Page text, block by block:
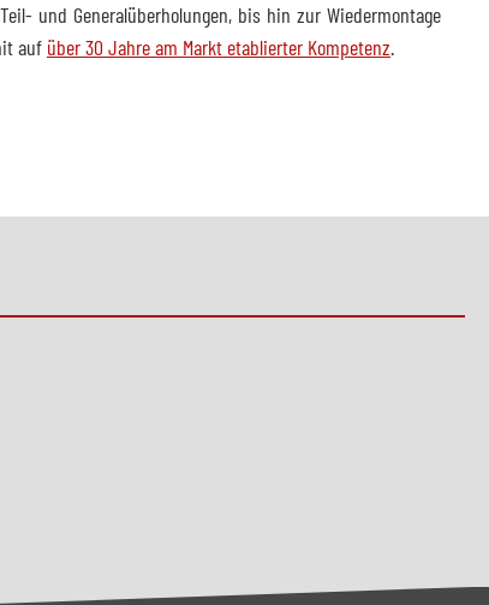
und Generalüberholungen, bis hin zur Wiedermontage
auf über 30 Jahre am Markt etablierter Kompetenz.